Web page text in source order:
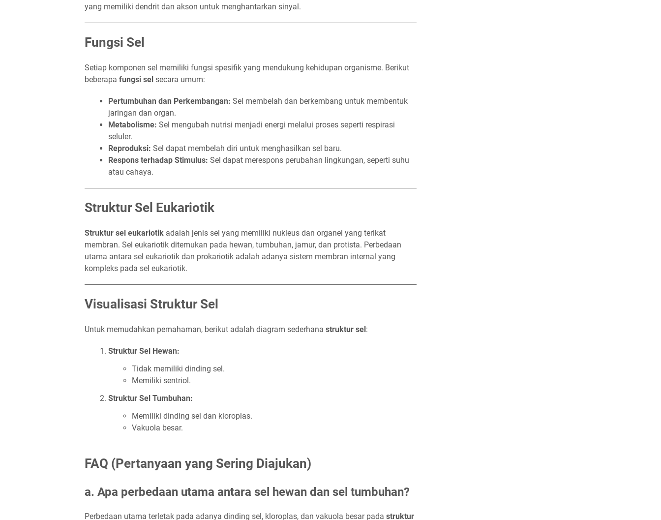
yang memiliki dendrit dan akson untuk menghantarkan sinyal.
Fungsi Sel
Setiap komponen sel memiliki fungsi spesifik yang mendukung kehidupan organisme. Berikut
beberapa fungsi sel secara umum:
Pertumbuhan dan Perkembangan: Sel membelah dan berkembang untuk membentuk
jaringan dan organ.
Metabolisme: Sel mengubah nutrisi menjadi energi melalui proses seperti respirasi
seluler.
Reproduksi: Sel dapat membelah diri untuk menghasilkan sel baru.
Respons terhadap Stimulus: Sel dapat merespons perubahan lingkungan, seperti suhu
atau cahaya.
Struktur Sel Eukariotik
Struktur sel eukariotik adalah jenis sel yang memiliki nukleus dan organel yang terikat
membran. Sel eukariotik ditemukan pada hewan, tumbuhan, jamur, dan protista. Perbedaan
utama antara sel eukariotik dan prokariotik adalah adanya sistem membran internal yang
kompleks pada sel eukariotik.
Visualisasi Struktur Sel
Untuk memudahkan pemahaman, berikut adalah diagram sederhana struktur sel:
Struktur Sel Hewan:
Tidak memiliki dinding sel.
Memiliki sentriol.
Struktur Sel Tumbuhan:
Memiliki dinding sel dan kloroplas.
Vakuola besar.
FAQ (Pertanyaan yang Sering Diajukan)
a. Apa perbedaan utama antara sel hewan dan sel tumbuhan?
Perbedaan utama terletak pada adanya dinding sel, kloroplas, dan vakuola besar pada struktur